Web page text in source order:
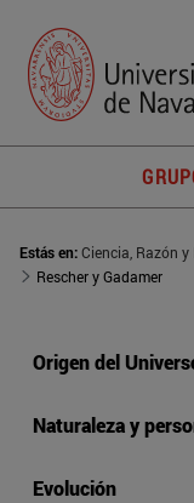
Estás en:Ciencia, Razón y
Rescher y Gadamer
Origen del
Naturaleza y
Evolución